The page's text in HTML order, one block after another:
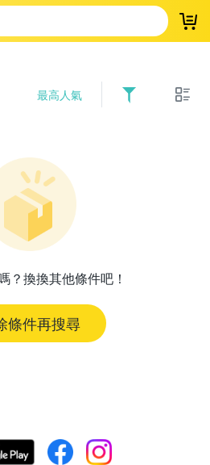
登
最高人氣
？換換其他條件吧！
條件再搜尋